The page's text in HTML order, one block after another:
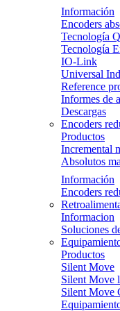
Información
Encoders
Tecnología
Tecnología
IO-Link
Universal
Reference
Informes de
Descargas
Encoders
Productos
Incremental
Absolutos
Información
Encoders
Informacion
Soluciones
Productos
Silent Move
Silent Move
Silent Move